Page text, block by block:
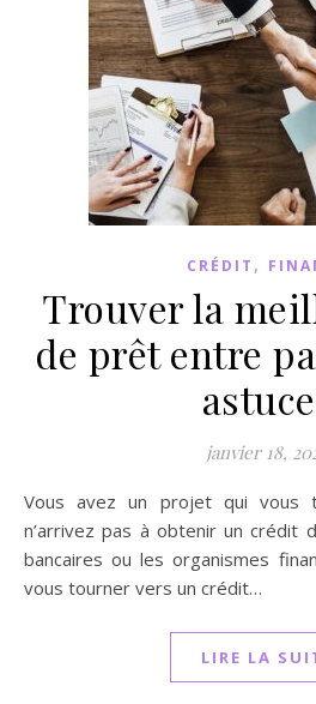
CRÉDIT ,
Trouver la
de prêt entre
janvier 18,
Vous avez un projet qui vous tienne à cœur ? Vous
n’arrivez pas à obtenir un crédit
bancaires ou les organismes
vous tourner vers un crédit…
LIRE LA